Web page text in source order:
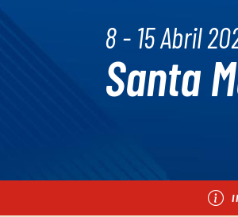
8 - 15 Abril
Santa